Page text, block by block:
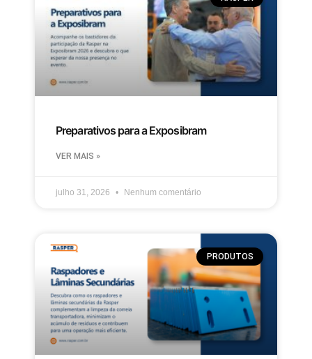
Preparativos para a Exposibram
VER MAIS »
julho 31, 2026 Nenhum comentário
PRODUTOS